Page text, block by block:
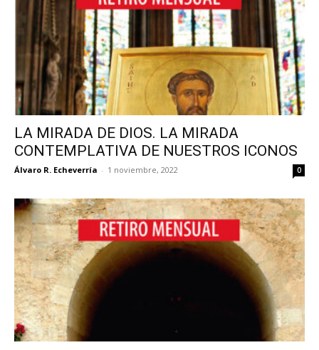
LA MIRADA DE DIOS. LA MIRADA
CONTEMPLATIVA DE NUESTROS ICONOS
Álvaro R. Echeverría - 1 noviembre, 2022 0